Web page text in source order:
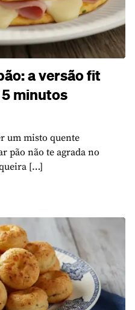
a versão fit
minutos
um misto quente
pão não te agrada no
[…]